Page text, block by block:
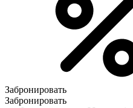
Забронировать
Забронировать